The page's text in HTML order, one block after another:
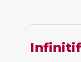
Infinitif